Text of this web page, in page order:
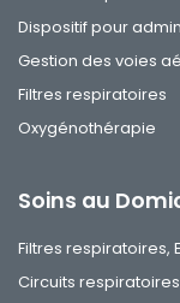
Dispositif pour
Gestion des voies
Filtres respiratoires
Oxygénothérapie
Soins au
Filtres respiratoires,
Circuits